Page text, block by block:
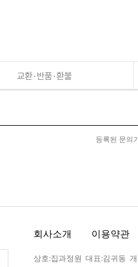
교환·반품·환불
등록된 문의
회사소개 이용약관
상호:집과정원 대표:김귀동